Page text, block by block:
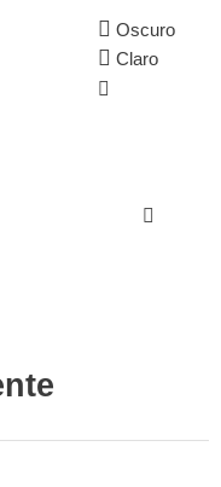
Oscuro
Claro